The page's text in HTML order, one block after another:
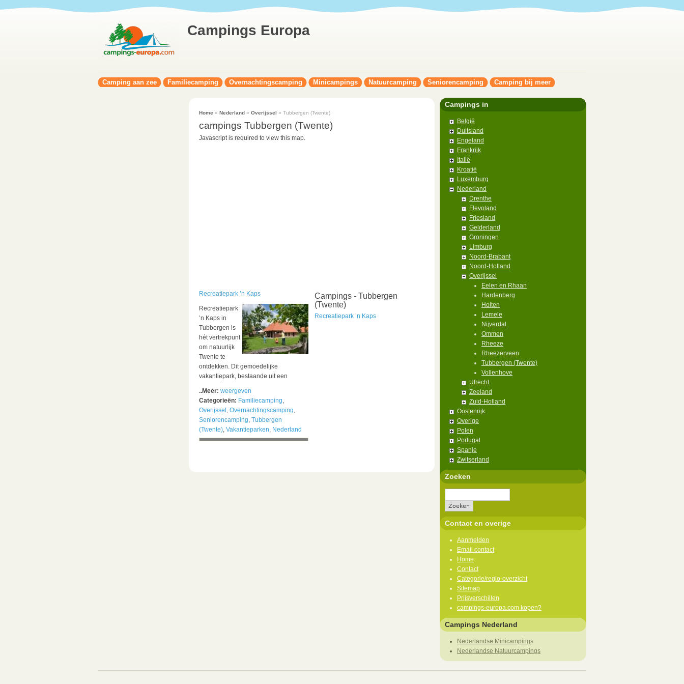
Campings Europa
Camping aan zee Familiecamping Overnachtingscamping Minicampings Natuurcamping Seniorencamping Camping bij meer
Home » Nederland» Overijssel » Tubbergen (Twente)
campings Tubbergen (Twente)
Javascript is required to view this map.
Recreatiepark ’n Kaps
Recreatiepark
’n Kaps in
Tubbergen is
hét vertrekpunt
om natuurlijk
Twente te
ontdekken. Dit gemoedelijke
vakantiepark, bestaande uit een
..Meer: weergeven
Categorieën: Familiecamping,
Overijssel , Overnachtingscamping,
Seniorencamping, Tubbergen
(Twente), Vakantieparken, Nederland
Campings - Tubbergen
(Twente)
Recreatiepark ’n Kaps
Campings in
België
Duitsland
Engeland
Frankrijk
Italië
Kroatië
Luxemburg
Nederland
Drenthe
Flevoland
Friesland
Gelderland
Groningen
Limburg
Noord-Brabant
Noord-Holland
Overijssel
Eelen en Rhaan
Hardenberg
Holten
Lemele
Nijverdal
Ommen
Rheeze
Rheezerveen
Tubbergen (Twente)
Vollenhove
Utrecht
Zeeland
Zuid-Holland
Oostenrijk
Overige
Polen
Portugal
Spanje
Zwitserland
Zoeken
Contact en overige
Aanmelden
Email contact
Home
Contact
Categorie/regio-overzicht
Sitemap
Prijsverschillen
campings-europa.com kopen?
Campings Nederland
Nederlandse Minicampings
Nederlandse Natuurcampings